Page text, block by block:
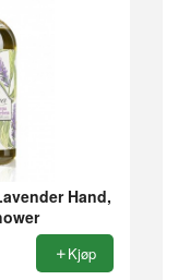
Hand,
Kjøp